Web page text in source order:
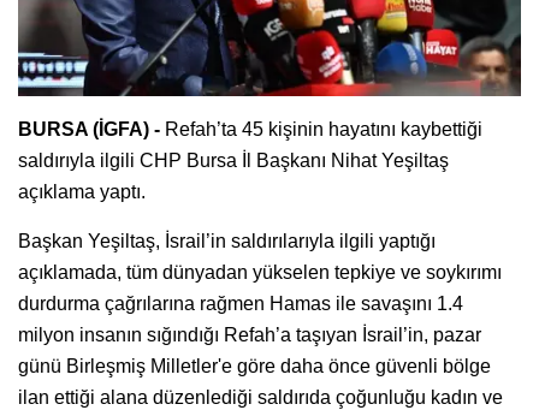
BURSA (İGFA) - Refah’ta 45 kişinin hayatını kaybettiği
saldırıyla ilgili CHP Bursa İl Başkanı Nihat Yeşiltaş
açıklama yaptı.
Başkan Yeşiltaş, İsrail’in saldırılarıyla ilgili yaptığı
açıklamada, tüm dünyadan yükselen tepkiye ve soykırımı
durdurma çağrılarına rağmen Hamas ile savaşını 1.4
milyon insanın sığındığı Refah’a taşıyan İsrail’in, pazar
günü Birleşmiş Milletler'e göre daha önce güvenli bölge
ilan ettiği alana düzenlediği saldırıda çoğunluğu kadın ve